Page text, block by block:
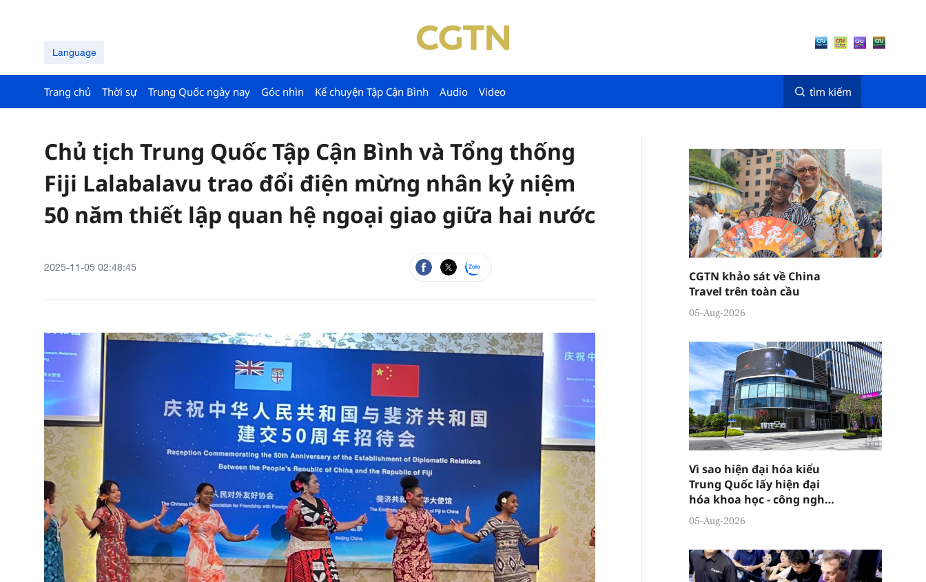
Language
Trang chủ Thời sự Trung Quốc ngày nay Góc nhìn Kể chuyện Tập Cận Bình Audio Video tìm kiếm
Chủ tịch Trung Quốc Tập Cận Bình và Tổng thống
Fiji Lalabalavu trao đổi điện mừng nhân kỷ niệm
50 năm thiết lập quan hệ ngoại giao giữa hai nước
2025-11-05 02:48:45
CGTN khảo sát về China
Travel trên toàn cầu
05-Aug-2026
Vì sao hiện đại hóa kiểu
Trung Quốc lấy hiện đại
hóa khoa học - công nghệ
làm then chốt?
05-Aug-2026